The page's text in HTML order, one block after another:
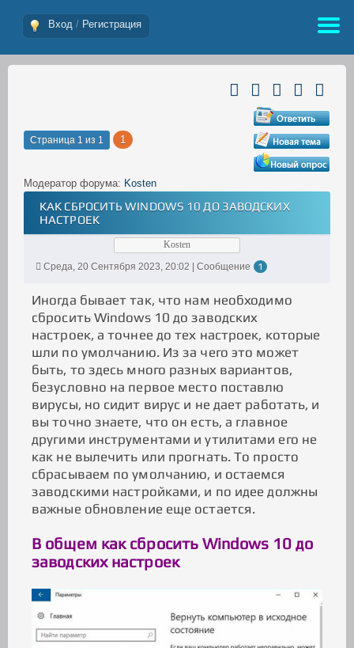
Вход / Регистрация
Страница 1 из 1 1
Модератор форума: Kosten
КАК СБРОСИТЬ WINDOWS 10 ДО ЗАВОДСКИХ
НАСТРОЕК
Kosten
Среда, 20 Сентября 2023, 20:02 | Сообщение
1
Иногда бывает так, что нам необходимо
сбросить Windows 10 до заводских
настроек, а точнее до тех настроек, которые
шли по умолчанию. Из за чего это может
быть, то здесь много разных вариантов,
безусловно на первое место поставлю
вирусы, но сидит вирус и не дает работать, и
вы точно знаете, что он есть, а главное
другими инструментами и утилитами его не
как не вылечить или прогнать. То просто
сбрасываем по умолчанию, и остаемся
заводскими настройками, и по идее должны
важные обновление еще остается.
В общем как сбросить Windows 10 до
заводских настроек